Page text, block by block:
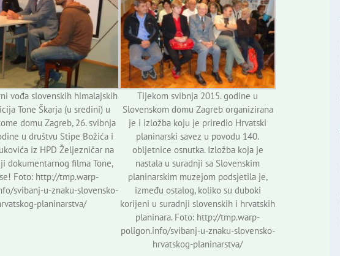
vođa slovenskih himalajskih
Tone Škarja (u sredini) u
domu Zagreb, 26. svibnja
u društvu Stipe Božića i
iz HPD Željezničar na
dokumentarnog filma Tone,
Foto: http://tmp.warp-
svibanj-u-znaku-slovensko-
planinarstva/
Tijekom svibnja 2015. godine u
Slovenskom domu Zagreb organizirana
je i izložba koju je priredio Hrvatski
planinarski savez u povodu 140.
obljetnice osnutka. Izložba koja je
nastala u suradnji sa Slovenskim
planinarskim muzejom podsjetila je,
između ostalog, koliko su duboki
korijeni u suradnji slovenskih i hrvatskih
planinara. Foto: http://tmp.warp-
poligon.info/svibanj-u-znaku-slovensko-
hrvatskog-planinarstva/